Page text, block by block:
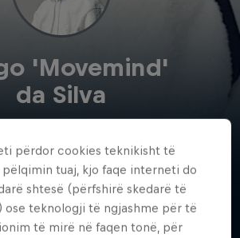
'Movemind'
da Silva
Portugal · Games
përdor cookies teknikisht të
pëlqimin tuaj, kjo faqe interneti do
shtesë (përfshirë skedarë të
ose teknologji të ngjashme për të
të mirë në faqen tonë, për